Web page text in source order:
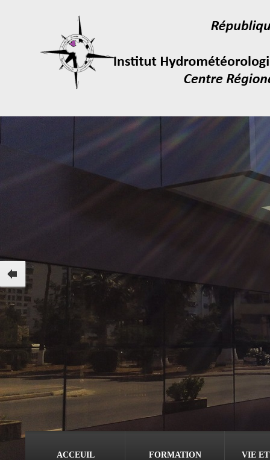
ACCEUIL FORMATION VIE